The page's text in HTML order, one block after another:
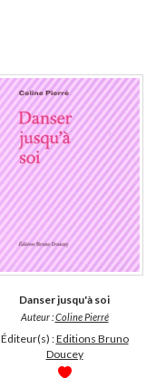
Danser jusqu'à soi
Auteur :Coline Pierré
Éditeur(s) :Editions Bruno
Doucey